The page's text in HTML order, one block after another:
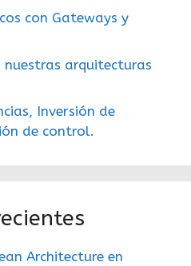
con Gateways y
nuestras arquitecturas
Inversión de
de control.
Architecture en